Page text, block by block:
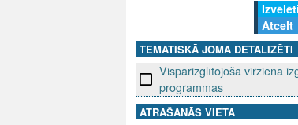
Atcelt
TEMATISKĀ JOMA DETALIZĒTI
Vispārizglītojoša virziena
programmas
ATRAŠANĀS VIETA